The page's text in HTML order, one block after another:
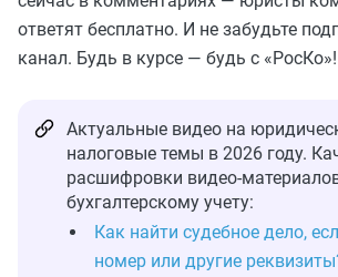
ответят бесплатно. И не забудьте
канал. Будь в курсе — будь с «РосКо»!
Актуальные видео на
налоговые темы в 2026 году.
расшифровки видео-
бухгалтерскому учету:
Как найти судебное дело,
номер или другие